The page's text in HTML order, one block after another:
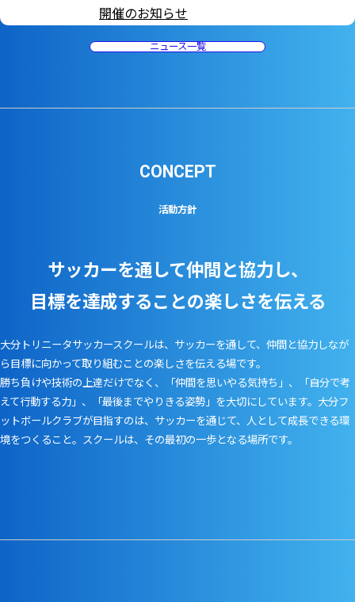
開催のお知らせ
ニュース一覧
活動方針
CONCEPT
サッカーを通して仲間と協力し、
目標を達成することの楽しさを伝える
大分トリニータサッカースクールは、サッカーを通して、仲間と協力しなが
ら目標に向かって取り組むことの楽しさを伝える場です。
勝ち負けや技術の上達だけでなく、「仲間を思いやる気持ち」、「自分で考
えて行動する力」、「最後までやりきる姿勢」を大切にしています。大分フ
ットボールクラブが目指すのは、サッカーを通じて、人として成長できる環
境をつくること。スクールは、その最初の一歩となる場所です。